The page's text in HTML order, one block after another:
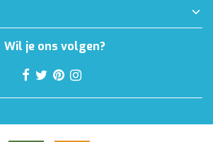
Wil je ons volgen?